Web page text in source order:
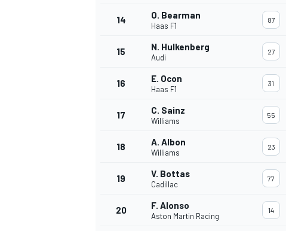
14 O. Bearman
Haas F1
87
15 N. Hulkenberg
Audi
27
16 E. Ocon
Haas F1
31
17 C. Sainz
Williams
55
18 A. Albon
Williams
23
19 V. Bottas
Cadillac
77
20 F. Alonso
Aston Martin Racing
14